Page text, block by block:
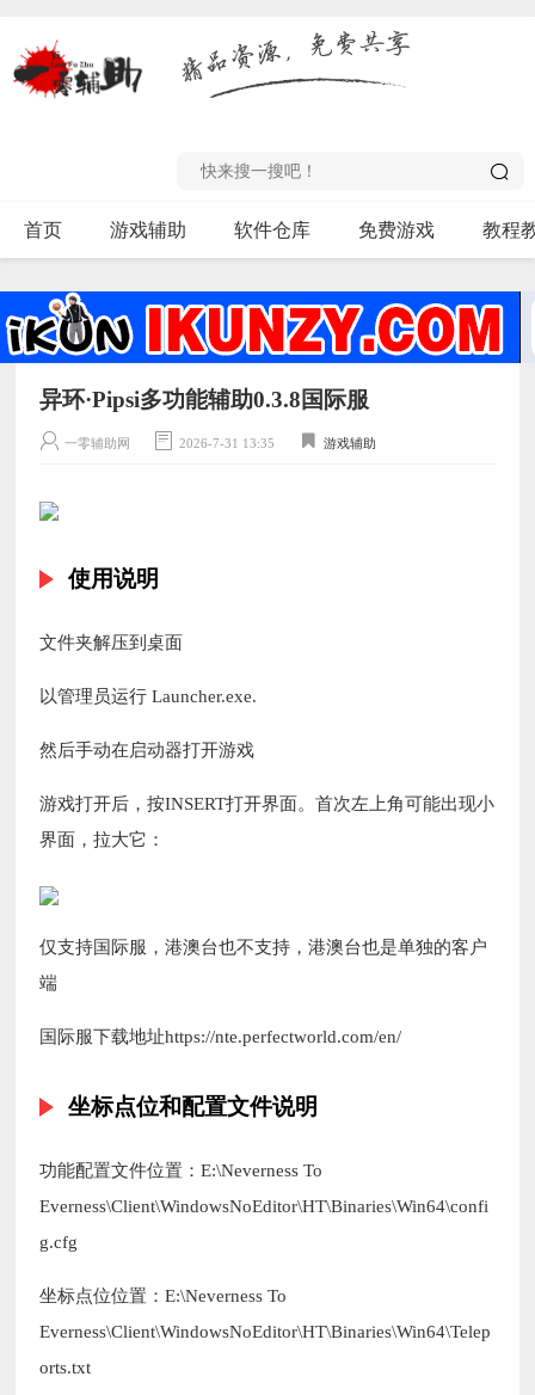
首页 游戏辅助 软件仓库 免费游戏 教程
异环·Pipsi多功能辅助0.3.8国际服
一零辅助网 2026-7-31 13:35 游戏辅助
使用说明
文件夹解压到桌面
以管理员运行 Launcher.exe.
然后手动在启动器打开游戏
游戏打开后，按INSERT打开界面。首次左上角可能出现小
界面，拉大它：
仅支持国际服，港澳台也不支持，港澳台也是单独的客户
端
国际服下载地址https://nte.perfectworld.com/en/
坐标点位和配置文件说明
功能配置文件位置：E:\Neverness To
Everness\Client\WindowsNoEditor\HT\Binaries\Win64\confi
g.cfg
坐标点位位置：E:\Neverness To
Everness\Client\WindowsNoEditor\HT\Binaries\Win64\Telep
orts.txt